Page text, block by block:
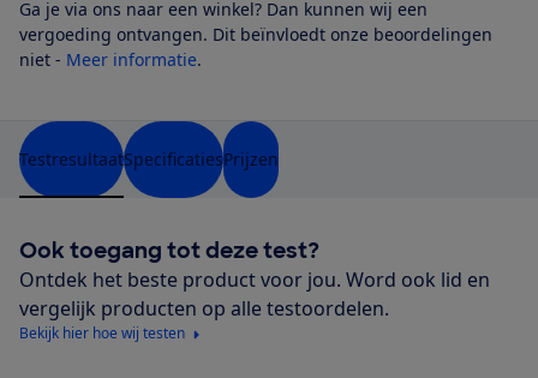
Ga je via ons naar een winkel? Dan kunnen wij een
vergoeding ontvangen. Dit beïnvloedt onze beoordelingen
niet - Meer informatie.
TestresultaatSpecificatiesPrijzen
Ook toegang tot deze test?
Ontdek het beste product voor jou. Word ook lid en
vergelijk producten op alle testoordelen.
Bekijk hier hoe wij testen